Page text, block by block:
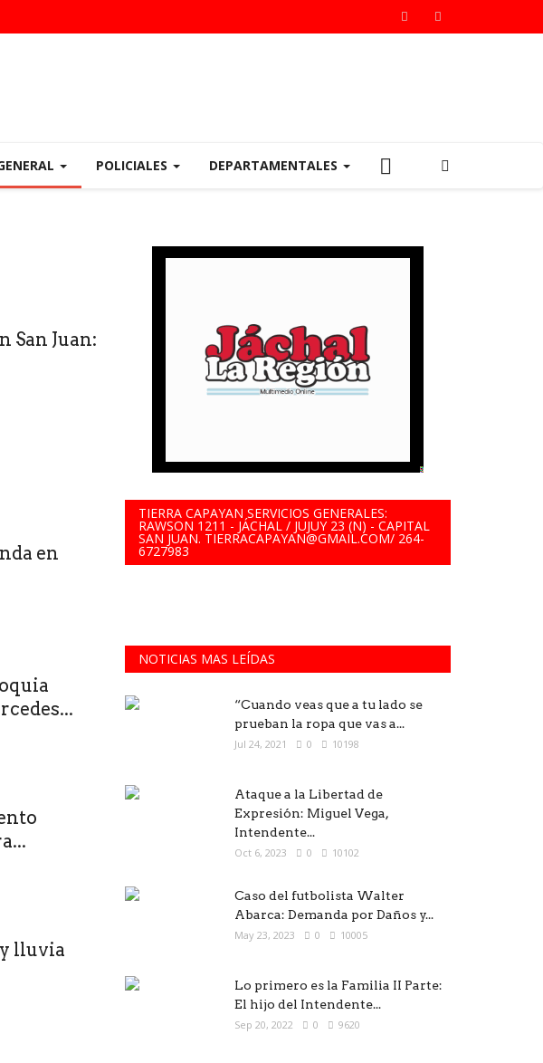
POLICIALES DEPARTAMENTALES
San Juan:
en
lluvia
TIERRA CAPAYAN SERVICIOS GENERALES:
RAWSON 1211 - JÁCHAL / JUJUY 23 (N) - CAPITAL
SAN JUAN. TIERRACAPAYAN@GMAIL.COM/ 264-
6727983
NOTICIAS MAS LEÍDAS
“Cuando veas que a tu lado se
prueban la ropa que vas a...
Jul 24, 2021 0 10198
Ataque a la Libertad de
Expresión: Miguel Vega,
Intendente...
Oct 6, 2023 0 10102
Caso del futbolista Walter
Abarca: Demanda por Daños y...
May 23, 2023 0 10005
Lo primero es la Familia II Parte:
El hijo del Intendente...
Sep 20, 2022 0 9620